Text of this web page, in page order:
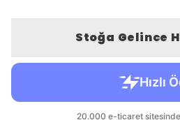
Stoğa Gelince